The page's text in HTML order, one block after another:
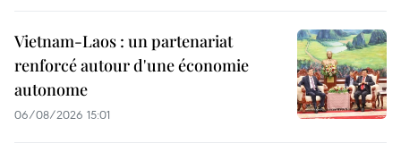
Vietnam-Laos : un partenariat
renforcé autour d'une économie
autonome
06/08/2026 15:01